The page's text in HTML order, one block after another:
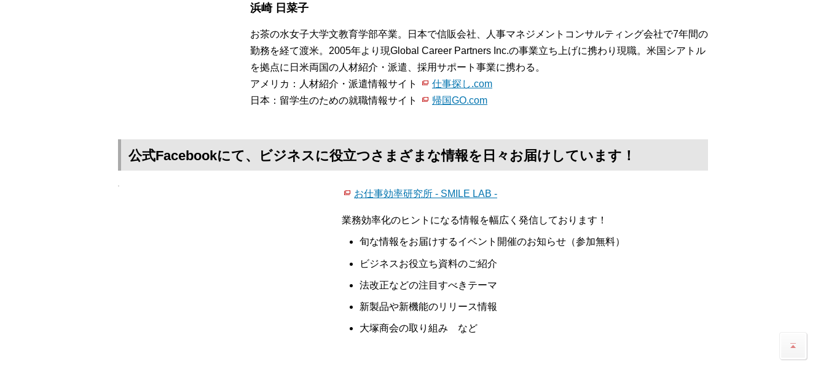
浜崎 日菜子
お茶の水女子大学文教育学部卒業。日本で信販会社、人事マネジメントコンサルティング会社で7年間の
勤務を経て渡米。2005年より現Global Career Partners Inc.の事業立ち上げに携わり現職。米国シアトル
を拠点に日米両国の人材紹介・派遣、採用サポート事業に携わる。
アメリカ：人材紹介・派遣情報サイト
仕事探し.com
日本：留学生のための就職情報サイト
帰国GO.com
公式Facebookにて、ビジネスに役立つさまざまな情報を日々お届けしています！
お仕事効率研究所 - SMILE LAB -
業務効率化のヒントになる情報を幅広く発信しております！
旬な情報をお届けするイベント開催のお知らせ（参加無料）
ビジネスお役立ち資料のご紹介
法改正などの注目すべきテーマ
新製品や新機能のリリース情報
大塚商会の取り組み など